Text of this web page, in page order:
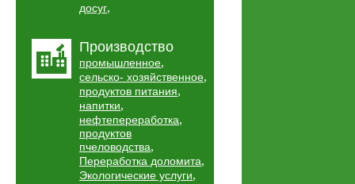
досуг,
Производство
промышленное,
сельско- хозяйственное,
продуктов питания,
напитки,
нефтепереработка,
продуктов
пчеловодства,
Переработка доломита,
Экологические услуги,